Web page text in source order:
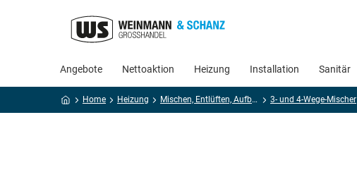
Angebote Nettoaktion Heizung Installation Sanitär
Home Heizung Mischen, Entlüften, Aufbereiten 3- und 4-Wege-Mischer